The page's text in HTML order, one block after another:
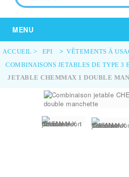
MENU
ACCUEIL > EPI > VÊTEMENTS À
COMBINAISONS JETABLES DE TYPE 3
JETABLE CHEMMAX 1 DOUBLE